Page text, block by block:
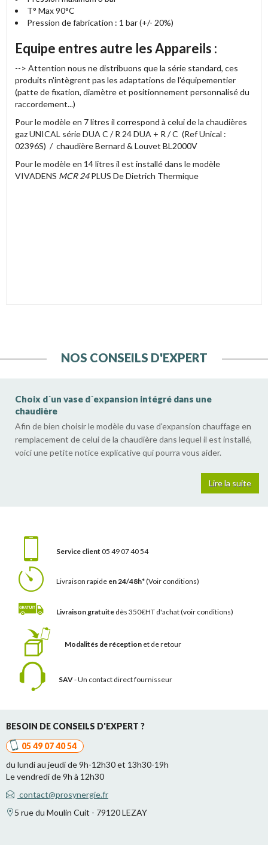
T° Max 90°C
Pression de fabrication : 1 bar (+/- 20%)
Equipe entres autre les Appareils :
--> Attention nous ne distribuons que la série standard, ces
produits n'intègrent pas les adaptations de l'équipementier
(patte de fixation, diamètre et positionnement personnalisé du
raccordement...)
Pour le modèle en 7 litres il correspond à celui de la chaudières
gaz UNICAL série DUA C / R 24 DUA + R / C (Ref Unical :
02396S) / chaudière Bernard & Louvet BL2000V
Pour le modèle en 14 litres il est installé dans le modèle
VIVADENS MCR 24PLUS De Dietrich Thermique
NOS CONSEILS D'EXPERT
Choix d´un vase d´expansion intégré dans une
chaudière
Afin de bien choisir le modèle du vase d'expansion chauffage en
remplacement de celui de la chaudière dans lequel il est installé,
voici une petite notice explicative qui pourra vous aider.
Lire la suite
Service client 05 49 07 40 54
Livraison rapide en 24/48h*(Voir conditions)
Livraison gratuite dès 350€HT d'achat(voir conditions)
Modalités de réception et de retour
SAV- Un contact direct fournisseur
BESOIN DE CONSEILS D'EXPERT ?
05 49 07 40 54
du lundi au jeudi de 9h-12h30 et 13h30-19h
Le vendredi de 9h à 12h30
contact@prosynergie.fr
5 rue du Moulin Cuit - 79120 LEZAY